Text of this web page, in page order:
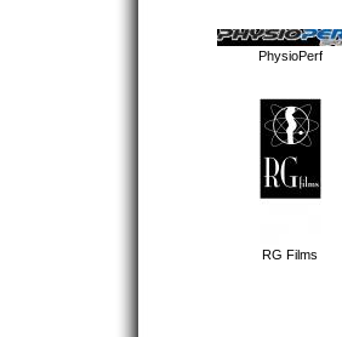
PhysioPerf
RG Films